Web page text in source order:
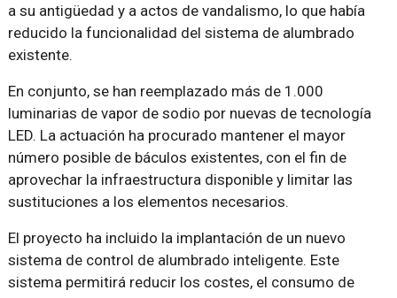
a su antigüedad y a actos de vandalismo, lo que había
reducido la funcionalidad del sistema de alumbrado
existente.
En conjunto, se han reemplazado más de 1.000
luminarias de vapor de sodio por nuevas de tecnología
LED. La actuación ha procurado mantener el mayor
número posible de báculos existentes, con el fin de
aprovechar la infraestructura disponible y limitar las
sustituciones a los elementos necesarios.
El proyecto ha incluido la implantación de un nuevo
sistema de control de alumbrado inteligente. Este
sistema permitirá reducir los costes, el consumo de